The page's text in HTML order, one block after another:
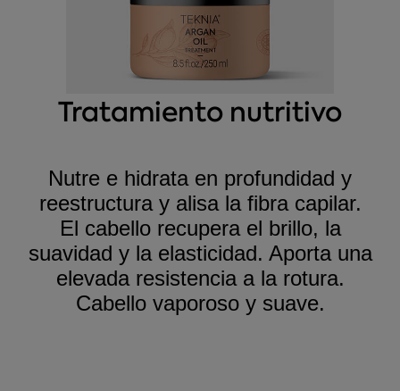
Tratamiento nutritivo
Nutre e hidrata en profundidad y
reestructura y alisa la fibra capilar.
El cabello recupera el brillo, la
suavidad y la elasticidad. Aporta una
elevada resistencia a la rotura.
Cabello vaporoso y suave.